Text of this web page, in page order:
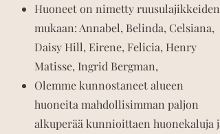
Huoneet on nimetty ruusulajikkeiden
mukaan: Annabel, Belinda, Celsiana,
Daisy Hill, Eirene, Felicia, Henry
Matisse, Ingrid Bergman,
Olemme kunnostaneet alueen
huoneita mahdollisimman paljon
alkuperää kunnioittaen huonekaluja ja